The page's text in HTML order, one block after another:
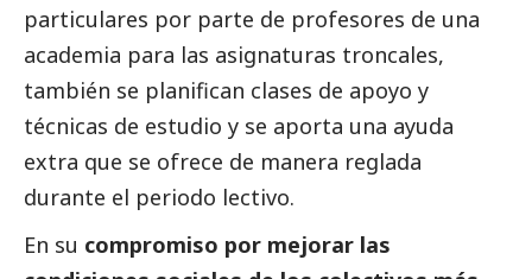
particulares por parte de profesores de una
academia para las asignaturas troncales,
también se planifican clases de apoyo y
técnicas de estudio y se aporta una ayuda
extra que se ofrece de manera reglada
durante el periodo lectivo.
En su compromiso por mejorar las